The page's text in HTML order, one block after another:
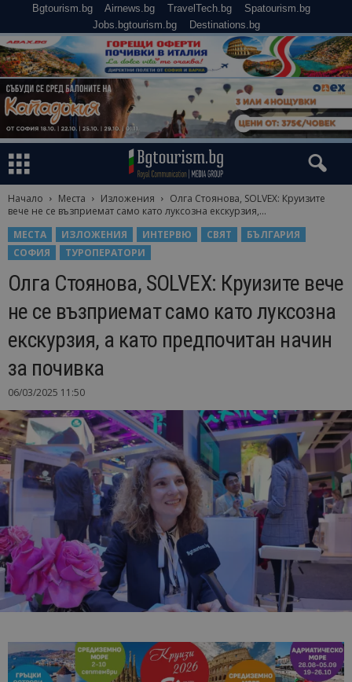
Bgtourism.bg Airnews.bg TravelTech.bg
Spatourism.bg
Jobs.bgtourism.bg
Destinations.bg
Начало Места Изложения
Олга Стоянова, SOLVEX: Круизите
вече не се възприемат само като луксозна екскурзия,...
МЕСТА
ИЗЛОЖЕНИЯ ИНТЕРВЮ СВЯТ
БЪЛГАРИЯ
СОФИЯ
ТУРОПЕРАТОРИ
Олга Стоянова, SOLVEX: Круизите вече
не се възприемат само като луксозна
екскурзия, а като предпочитан начин
за почивка
06/03/2025 11:50